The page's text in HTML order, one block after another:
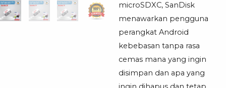
microSDXC, SanDisk
menawarkan pengguna
perangkat Android
kebebasan tanpa rasa
cemas mana yang ingin
disimpan dan apa yang